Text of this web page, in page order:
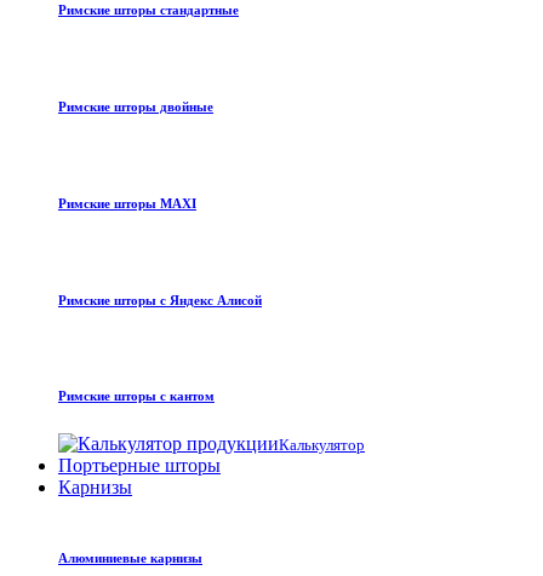
Римские шторы стандартные
Римские шторы двойные
Римские шторы MAXI
Римские шторы с Яндекс Алисой
Римские шторы с кантом
Калькулятор
Портьерные шторы
Карнизы
Алюминиевые карнизы